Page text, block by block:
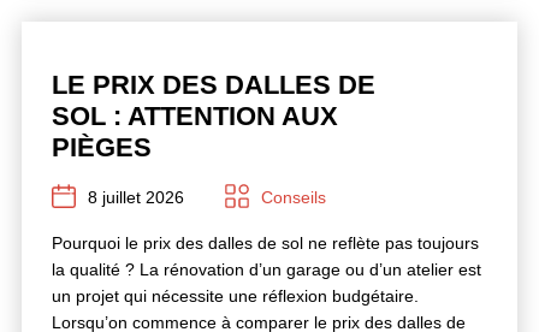
LE PRIX DES DALLES DE
SOL : ATTENTION AUX
PIÈGES
8 juillet 2026 Conseils
Pourquoi le prix des dalles de sol ne reflète pas toujours
la qualité ? La rénovation d’un garage ou d’un atelier est
un projet qui nécessite une réflexion budgétaire.
Lorsqu’on commence à comparer le prix des dalles de